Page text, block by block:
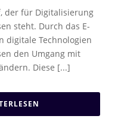
der für Digitalisierung
steht. Durch das E-
digitale Technologien
den Umgang mit
Diese [...]